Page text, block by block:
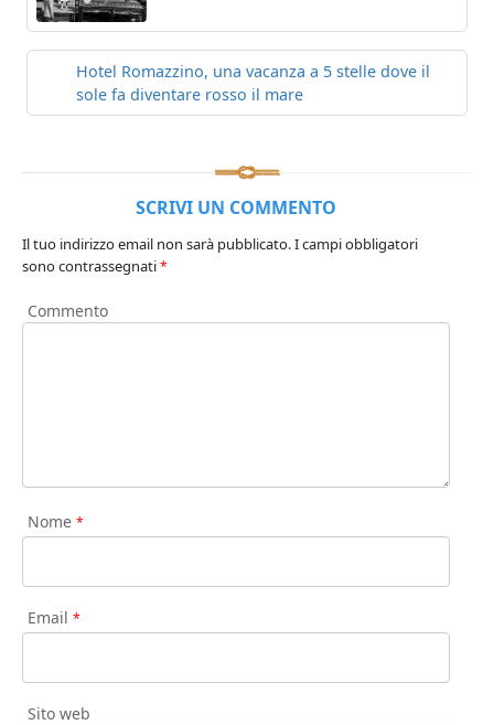
Hotel Romazzino, una vacanza a 5 stelle dove il
sole fa diventare rosso il mare
SCRIVI UN COMMENTO
Il tuo indirizzo email non sarà pubblicato.I campi obbligatori
sono contrassegnati*
Commento
Nome *
Email *
Sito web